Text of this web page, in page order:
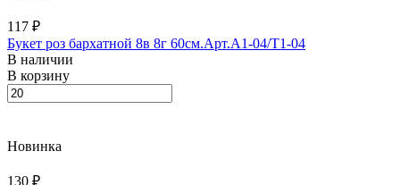
117 ₽
Букет роз бархатной 8в 8г 60см.Арт.A1-04/T1-04
В наличии
В корзину
Новинка
130 ₽